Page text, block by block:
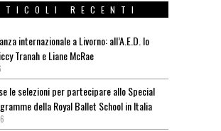
RECENTI
internazionale a Livorno: all’A.E.D. lo
Tranah e Liane McRae
le selezioni per partecipare allo Special
della Royal Ballet School in Italia